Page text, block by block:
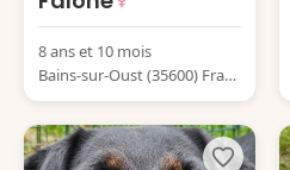
8 ans et 10 mois
Bains-sur-Oust (35600) Franc
e